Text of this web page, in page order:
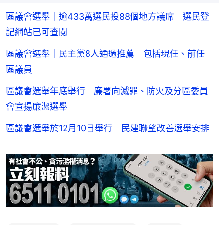
區議會選舉｜逾433萬選民投88個地方議席 選民登
記網站已可查閱
區議會選舉｜民主黨8人通過推薦 包括現任、前任
區議員
區議會選舉年底舉行 廉署向滅罪、防火及分區委員
會宣揚廉潔選舉
區議會選舉於12月10日舉行 民建聯望改善選舉安排